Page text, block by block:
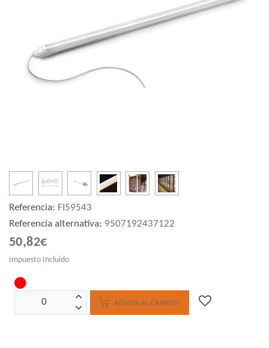
Referencia: FI59543
Referencia alternativa: 9507192437122
50,82€
Impuesto Incluido
AÑADIR AL CARRITO